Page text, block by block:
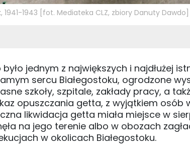
1941-1943 [fot. Mediateka CLZ, zbiory Danuty Dawdo]
jednym z największych i najdłużej
sercu Białegostoku, ogrodzone
szkoły, szpitale, zakłady pracy, a
opuszczania getta, z wyjątkiem
likwidacja getta miała miejsce w
na jego terenie albo w obozach
w okolicach Białegostoku.